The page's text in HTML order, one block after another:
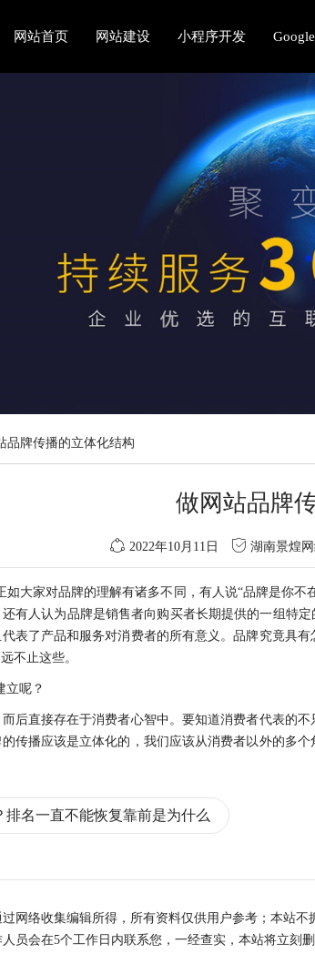
网站首页 网站建设 小程序开发
品牌传播的立体化结构
做网站品牌
2022年10月11日 湖南景煌
大家对品牌的理解有诸多不同，有人说“品牌是你不
有人认为品牌是销售者向购买者长期提供的一组特
表了产品和服务对消费者的所有意义。品牌究竟具
不止这些。
呢？
后直接存在于消费者心智中。要知道消费者代表的
传播应该是立体化的，我们应该从消费者以外的多
排名一直不能恢复靠前是为什么
网络收集编辑所得，所有资料仅供用户参考；本站
员会在5个工作日内联系您，一经查实，本站将立刻